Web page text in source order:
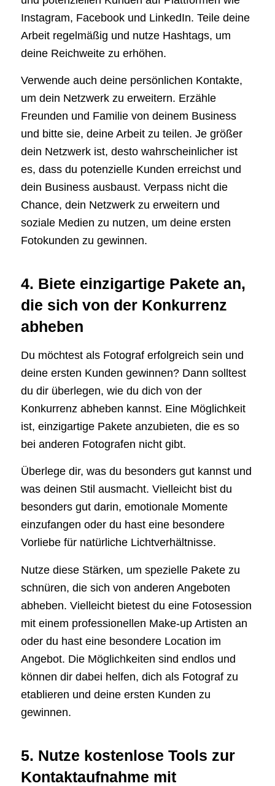
Instagram, Facebook und LinkedIn. Teile deine
Arbeit regelmäßig und nutze Hashtags, um
deine Reichweite zu erhöhen.
Verwende auch deine persönlichen Kontakte,
um dein Netzwerk zu erweitern. Erzähle
Freunden und Familie von deinem Business
und bitte sie, deine Arbeit zu teilen. Je größer
dein Netzwerk ist, desto wahrscheinlicher ist
es, dass du potenzielle Kunden erreichst und
dein Business ausbaust. Verpass nicht die
Chance, dein Netzwerk zu erweitern und
soziale Medien zu nutzen, um deine ersten
Fotokunden zu gewinnen.
4. Biete einzigartige Pakete an,
die sich von der Konkurrenz
abheben
Du möchtest als Fotograf erfolgreich sein und
deine ersten Kunden gewinnen? Dann solltest
du dir überlegen, wie du dich von der
Konkurrenz abheben kannst. Eine Möglichkeit
ist, einzigartige Pakete anzubieten, die es so
bei anderen Fotografen nicht gibt.
Überlege dir, was du besonders gut kannst und
was deinen Stil ausmacht. Vielleicht bist du
besonders gut darin, emotionale Momente
einzufangen oder du hast eine besondere
Vorliebe für natürliche Lichtverhältnisse.
Nutze diese Stärken, um spezielle Pakete zu
schnüren, die sich von anderen Angeboten
abheben. Vielleicht bietest du eine Fotosession
mit einem professionellen Make-up Artisten an
oder du hast eine besondere Location im
Angebot. Die Möglichkeiten sind endlos und
können dir dabei helfen, dich als Fotograf zu
etablieren und deine ersten Kunden zu
gewinnen.
5. Nutze kostenlose Tools zur
Kontaktaufnahme mit